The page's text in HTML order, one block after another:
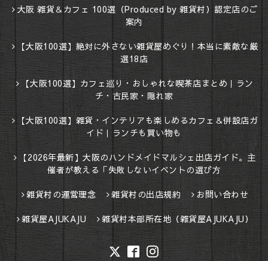
大阪 雑貨＆カフェ 100選（Produced by 雑貨村）認定店のご
案内
【大阪100選】絶対に外さない雑貨屋めぐり！本当に素敵な厳
選18店
【大阪100選】カフェ巡り・おしゃれな喫茶店まとめ｜ラン
チ・古民家・隠れ家
【大阪100選】雑貨・インテリアも楽しめるカフェ＆併設店ガ
イド｜ランチも買い物も
【2026年最新】大阪のハンドメイドマルシェ出店ガイド。主
催者が教える「失敗しないイベントの選び方
雑貨村の運営理念 雑貨村の出店規約 お問い合わせ
雑貨屋AJUKAJU 雑貨村本部所在地（雑貨屋AJUKAJU）